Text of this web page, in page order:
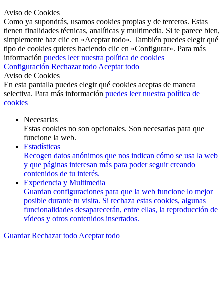
Aviso de Cookies
Como ya supondrás, usamos cookies propias y de terceros. Estas
tienen finalidades técnicas, analíticas y multimedia. Si te parece bien,
simplemente haz clic en «Aceptar todo». También puedes elegir qué
tipo de cookies quieres haciendo clic en «Configurar». Para más
información puedes leer nuestra política de cookies
Configuración Rechazar todo Aceptar todo
Aviso de Cookies
En esta pantalla puedes elegir qué cookies aceptas de manera
selectiva. Para más información puedes leer nuestra política de
cookies
Necesarias
Estas cookies no son opcionales. Son necesarias para que
funcione la web.
Estadísticas
Recogen datos anónimos que nos indican cómo se usa la web
y que páginas interesan más para poder seguir creando
contenidos de tu interés.
Experiencia y Multimedia
Guardan configuraciones para que la web funcione lo mejor
posible durante tu visita. Si rechaza estas cookies, algunas
funcionalidades desaparecerán, entre ellas, la reproducción de
vídeos y otros contenidos insertados.
GuardarRechazar todo Aceptar todo